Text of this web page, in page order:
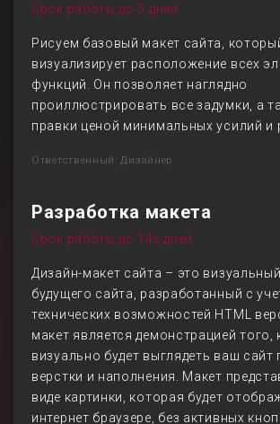
Срок работы до 5 дней
Рисуем базовый макет сайта,
визуализирует расположение всех
функций. Он позволяет наглядно
проиллюстрировать все задумки, а
правки ценой минимальных усилий и
Ответственный: Дизайнер
Разработка макета
Срок работы до 14х дней
Дизайн-макет сайта – это
будущего сайта, разработанный с
технических возможностей HTML
макет является демонстрацией того,
визуально будет выглядеть ваш сайт
верстки и наполнения. Макет
виде картинки, которая будет
интернет браузере, без активных